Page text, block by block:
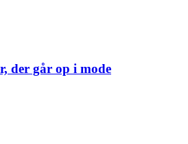
der går op i mode